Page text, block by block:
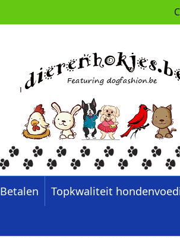
Betalen Topkwaliteit